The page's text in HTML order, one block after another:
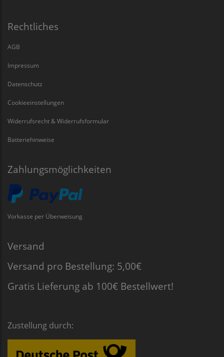
Rechtliches
AGB
Impressum
Datenschutz
Cookieeinstellungen
Widerrufsrecht & Widerrufsformular
Batteriehinweise
Zahlungsmöglichkeiten
Vorkasse per Überweisung
Versand
Versand pro Bestellung: 5,00€
Gratis Lieferung ab 100€ Bestellwert!
Zustellung durch: